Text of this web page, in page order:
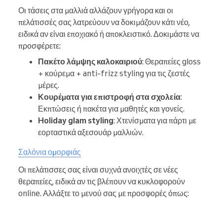
Οι τάσεις στα μαλλιά αλλάζουν γρήγορα και οι
πελάτισσές σας λατρεύουν να δοκιμάζουν κάτι νέο,
ειδικά αν είναι εποχιακό ή αποκλειστικό. Δοκιμάστε να
προσφέρετε:
Πακέτο λάμψης καλοκαιριού: Θεραπείες gloss
+ κούρεμα + anti-frizz styling για τις ζεστές
μέρες.
Κουρέματα για επιστροφή στα σχολεία:
Εκπτώσεις ή πακέτα για μαθητές και γονείς.
Holiday glam styling: Χτενίσματα για πάρτι με
εορταστικά αξεσουάρ μαλλιών.
Σαλόνια ομορφιάς
Οι πελάτισσες σας είναι συχνά ανοιχτές σε νέες
θεραπείες, ειδικά αν τις βλέπουν να κυκλοφορούν
online. Αλλάξτε το μενού σας με προσφορές όπως: